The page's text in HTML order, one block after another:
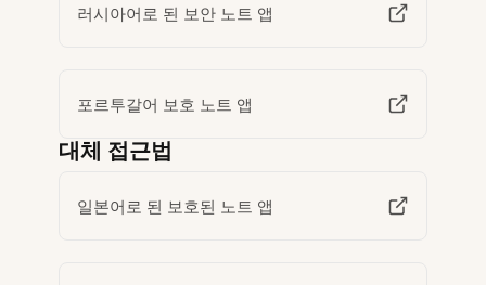
러시아어로 된 보안 노트 앱
포르투갈어 보호 노트 앱
대체 접근법
일본어로 된 보호된 노트 앱